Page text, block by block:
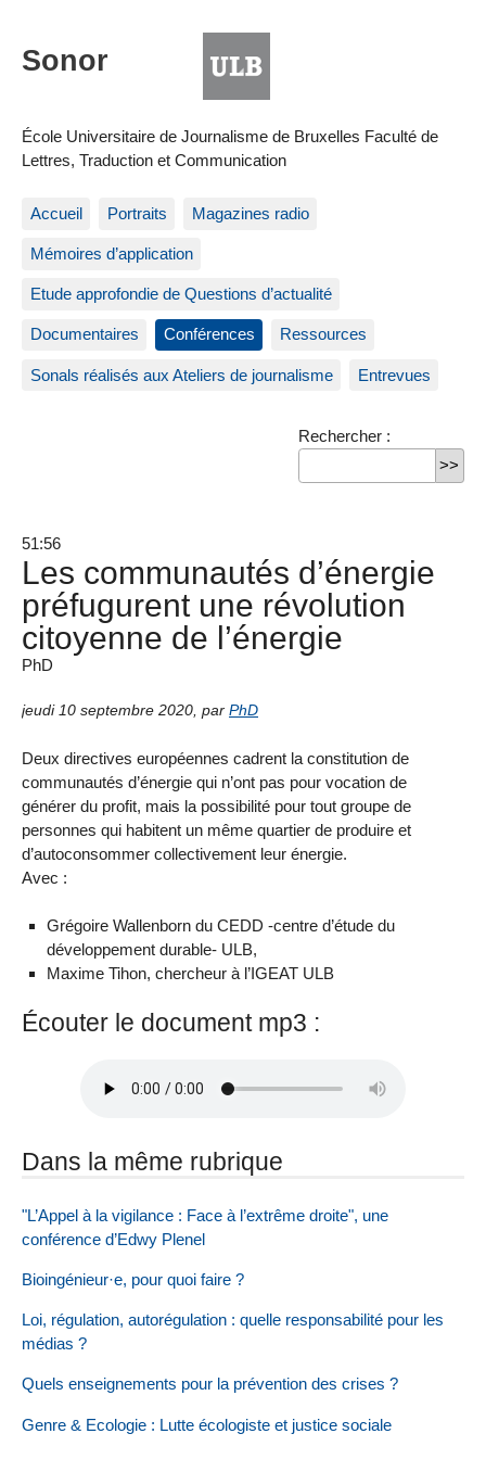
École Universitaire de Journalisme de Bruxelles Faculté de
Lettres, Traduction et Communication
Accueil Portraits Magazines radio
Mémoires d’application
Etude approfondie de Questions d’actualité
Documentaires Conférences Ressources
Sonals réalisés aux Ateliers de journalisme Entrevues
Rechercher :
51:56
Les communautés d’énergie
préfugurent une révolution
citoyenne de l’énergie
PhD
jeudi 10 septembre 2020 par PhD
Deux directives européennes cadrent la constitution de
communautés d’énergie qui n’ont pas pour vocation de
générer du profit, mais la possibilité pour tout groupe de
personnes qui habitent un même quartier de produire et
d’autoconsommer collectivement leur énergie.
Avec :
Grégoire Wallenborn du CEDD -centre d’étude du
développement durable- ULB,
Maxime Tihon, chercheur à l’IGEAT ULB
Écouter le document mp3 :
Dans la même rubrique
"L’Appel à la vigilance : Face à l’extrême droite", une
conférence d’Edwy Plenel
Bioingénieur·e, pour quoi faire ?
Loi, régulation, autorégulation : quelle responsabilité pour les
médias ?
Quels enseignements pour la prévention des crises ?
Genre & Ecologie : Lutte écologiste et justice sociale